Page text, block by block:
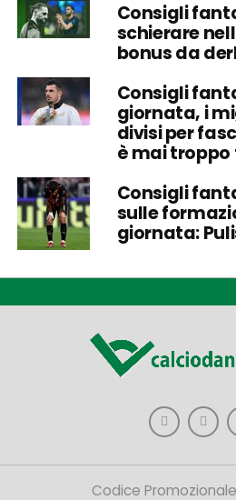
Consigli
schierare
bonus da
Consigli
giornata, i
divisi per
è mai
Consigli
sulle
giornata:
Codice